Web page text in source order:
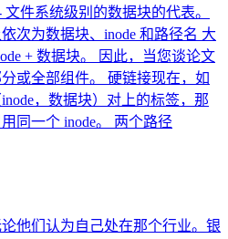
件系统级别的数据块的代表。
次为数据块、inode 和路径名 大
+ 数据块。 因此，当您谈论文
或全部组件。 硬链接现在，如
，数据块）对上的标签，那
同一个 inode。 两个路径
他们认为自己处在那个行业。银